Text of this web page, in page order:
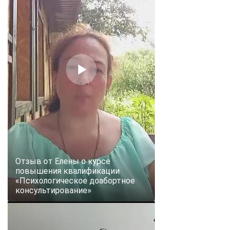
Отзыв от Елены о курсе
повышения квалификации
«Психологическое доабортное
консультирование»